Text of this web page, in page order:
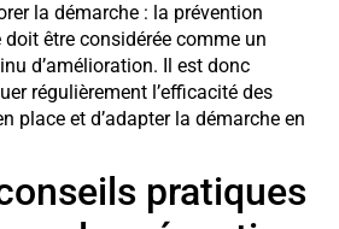
la démarche : la prévention
être considérée comme un
d’amélioration. Il est donc
régulièrement l’efficacité des
place et d’adapter la démarche en
pratiques